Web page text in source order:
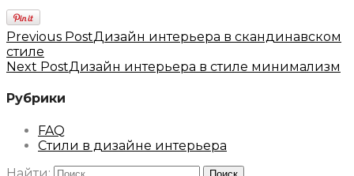
Previous PostДизайн интерьера в скандинавском
стиле
Next PostДизайн интерьера в стиле минимализм
Рубрики
FAQ
Стили в дизайне интерьера
Найти: